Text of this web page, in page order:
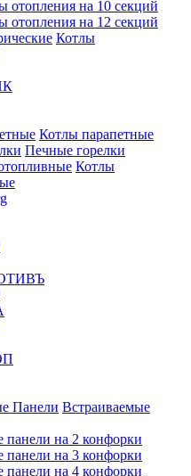
отопления на 10 секций
отопления на 12 секций
Котлы
Котлы парапетные
Печные горелки
Котлы
Встраиваемые
панели на 2 конфорки
панели на 3 конфорки
панели на 4 конфорки